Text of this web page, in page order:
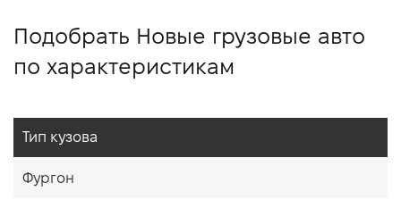
Подобрать Новые грузовые авто
по характеристикам
Тип кузова
Фургон